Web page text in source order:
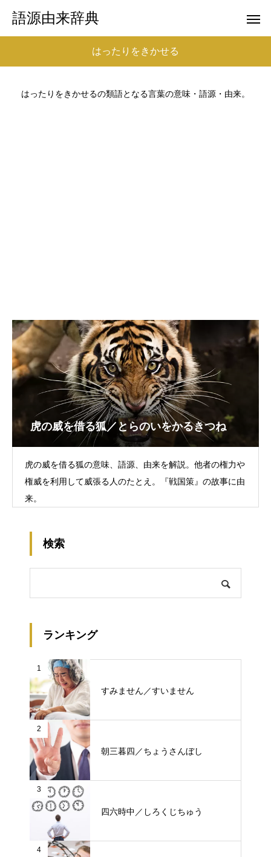
語源由来辞典
はったりをきかせる
はったりをきかせるの類語となる言葉の意味・語源・由来。
虎の威を借る狐／とらのいをかるきつね
虎の威を借る狐の意味、語源、由来を解説。他者の権力や
権威を利用して威張る人のたとえ。『戦国策』の故事に由
来。
検索
ランキング
1
すみません／すいません
2
朝三暮四／ちょうさんぼし
3
四六時中／しろくじちゅう
4